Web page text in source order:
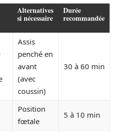
Alternatives
si nécessaire
Durée
recommandée
Assis
penché en
avant
(avec
coussin)
30 à 60 min
Position
fœtale
5 à 10 min